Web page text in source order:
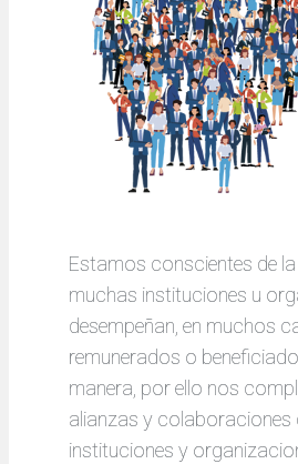
Estamos conscientes de
muchas instituciones u
desempeñan, en muchos
remunerados o
manera, por ello nos
alianzas y colaboraciones
instituciones y